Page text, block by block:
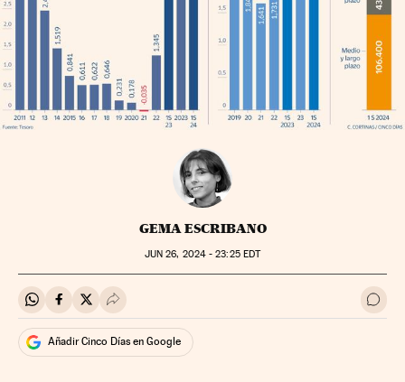
GEMA ESCRIBANO
JUN 26, 2024 - 23:25EDT
Compartir en Whatsapp
Compartir en Facebook
Compartir en Twitter
Desplegar Redes Sociales Ir a
Añadir Cinco Días en Google